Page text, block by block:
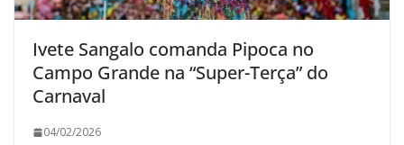
Ivete Sangalo comanda Pipoca no
Campo Grande na “Super-Terça” do
Carnaval
04/02/2026